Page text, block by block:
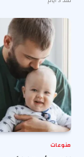
منوعات